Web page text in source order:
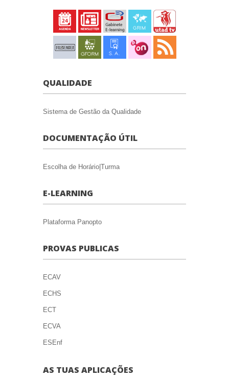
QUALIDADE
Sistema de Gestão da Qualidade
DOCUMENTAÇÃO ÚTIL
Escolha de Horário|Turma
E-LEARNING
Plataforma Panopto
PROVAS PUBLICAS
ECAV
ECHS
ECT
ECVA
ESEnf
AS TUAS APLICAÇÕES